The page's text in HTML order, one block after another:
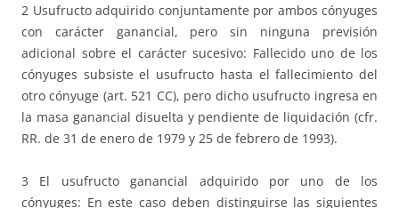
2 Usufructo adquirido conjuntamente por ambos cónyuges
con carácter ganancial, pero sin ninguna previsión
adicional sobre el carácter sucesivo: Fallecido uno de los
cónyuges subsiste el usufructo hasta el fallecimiento del
otro cónyuge (art. 521 CC), pero dicho usufructo ingresa en
la masa ganancial disuelta y pendiente de liquidación (cfr.
RR. de 31 de enero de 1979 y 25 de febrero de 1993).
3 El usufructo ganancial adquirido por uno de los
cónyuges: En este caso deben distinguirse las siguientes